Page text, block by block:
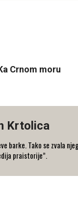
Crnom moru
Krtolica
barke. Tako se zvala
praistorije”.